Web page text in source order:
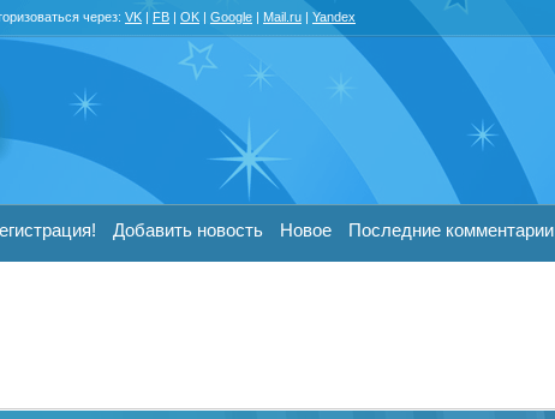
через: VK | FB | OK | Google | Mail.ru | Yandex
Добавить новость Новое Последние комментарии